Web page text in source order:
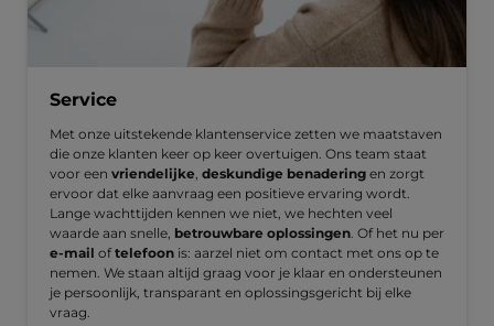
Service
Met onze uitstekende klantenservice zetten we maatstaven
die onze klanten keer op keer overtuigen. Ons team staat
voor een vriendelijke deskundige benadering en zorgt
ervoor dat elke aanvraag een positieve ervaring wordt.
Lange wachttijden kennen we niet, we hechten veel
waarde aan snelle, betrouwbare oplossingen . Of het nu per
e-mail oftelefoon is: aarzel niet om contact met ons op te
nemen. We staan altijd graag voor je klaar en ondersteunen
je persoonlijk, transparant en oplossingsgericht bij elke
vraag.